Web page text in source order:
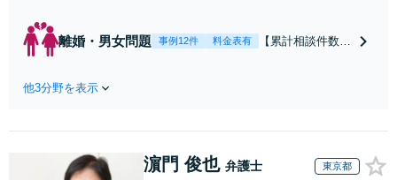
のトラブル・会社内のト
ラブルなど、事後の解決
離婚・男女問題 事例12件 料金表有
【累計相談件数20
ダーメイドの解決
様の話を丁寧にう
他3分野を表示
濵門 俊也 弁護士 東京都